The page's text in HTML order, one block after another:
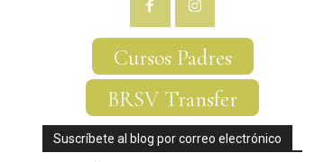
Cursos Padres
BRSV Transfer
Suscríbete al blog por correo electrónico